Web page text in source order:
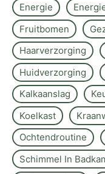
Energie
Fruitbomen
Haarverzorging
Huidverzorging
Kalkaanslag
Koelkast
Ochtendroutine
Schimmel In